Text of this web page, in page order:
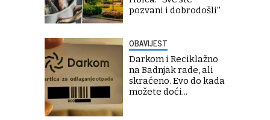
pozvani i dobrodošli''
OBAVIJEST
Darkom i Reciklažno
na Badnjak rade, ali
skraćeno. Evo do kada
možete doći...